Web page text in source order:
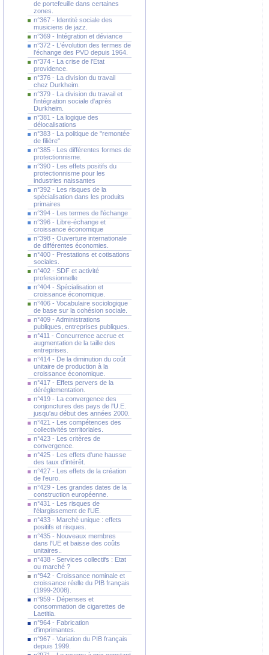
de portefeuille dans certaines
zones.
n°367 - Identité sociale des
musiciens de jazz.
n°369 - Intégration et déviance
n°372 - L'évolution des termes de
l'échange des PVD depuis 1964.
n°374 - La crise de l'Etat
providence.
n°376 - La division du travail
chez Durkheim.
n°379 - La division du travail et
l'intégration sociale d'après
Durkheim.
n°381 - La logique des
délocalisations
n°383 - La politique de "remontée
de filière"
n°385 - Les différentes formes de
protectionnisme.
n°390 - Les effets positifs du
protectionnisme pour les
industries naissantes
n°392 - Les risques de la
spécialisation dans les produits
primaires
n°394 - Les termes de l'échange
n°396 - Libre-échange et
croissance économique
n°398 - Ouverture internationale
de différentes économies.
n°400 - Prestations et cotisations
sociales.
n°402 - SDF et activité
professionnelle
n°404 - Spécialisation et
croissance économique.
n°406 - Vocabulaire sociologique
de base sur la cohésion sociale.
n°409 - Administrations
publiques, entreprises publiques.
n°411 - Concurrence accrue et
augmentation de la taille des
entreprises.
n°414 - De la diminution du coût
unitaire de production à la
croissance économique.
n°417 - Effets pervers de la
déréglementation.
n°419 - La convergence des
conjonctures des pays de l'U.E.
jusqu'au début des années 2000.
n°421 - Les compétences des
collectivités territoriales.
n°423 - Les critères de
convergence.
n°425 - Les effets d'une hausse
des taux d'intérêt.
n°427 - Les effets de la création
de l'euro.
n°429 - Les grandes dates de la
construction européenne.
n°431 - Les risques de
l'élargissement de l'UE.
n°433 - Marché unique : effets
positifs et risques.
n°435 - Nouveaux membres
dans l'UE et baisse des coûts
unitaires..
n°438 - Services collectifs : Etat
ou marché ?
n°942 - Croissance nominale et
croissance réelle du PIB français
(1999-2008).
n°959 - Dépenses et
consommation de cigarettes de
Laetitia.
n°964 - Fabrication
d'imprimantes.
n°967 - Variation du PIB français
depuis 1999.